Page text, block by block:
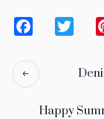
Happy